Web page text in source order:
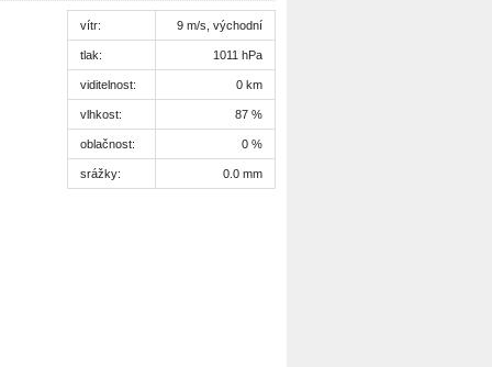
vítr: 9 m/s, východní
tlak: 1011 hPa
viditelnost: 0 km
vlhkost: 87 %
oblačnost: 0 %
srážky: 0.0 mm